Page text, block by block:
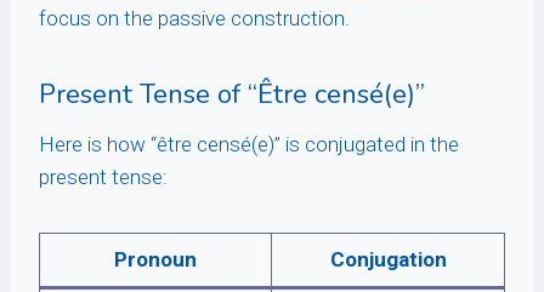
focus on the passive construction.
Present Tense of “Être censé(e)”
Here is how “être censé(e)” is conjugated in the
present tense:
Pronoun Conjugation